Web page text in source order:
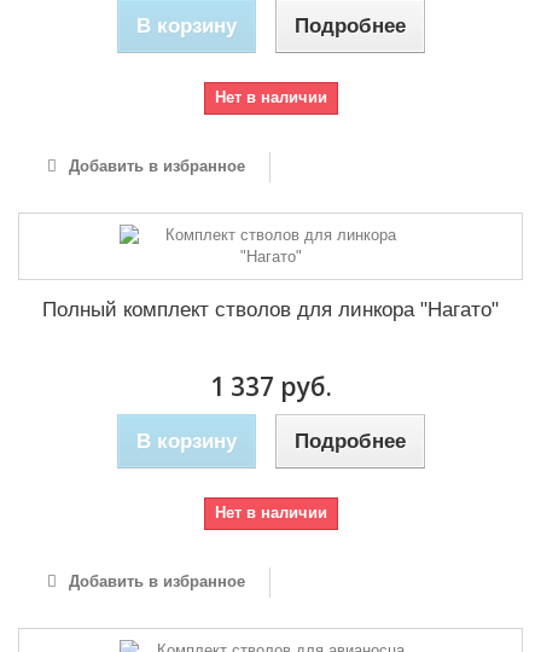
В корзину Подробнее
Нет в наличии
Добавить в избранное
Полный комплект стволов для линкора "Нагато"
1 337 руб.
В корзину Подробнее
Нет в наличии
Добавить в избранное